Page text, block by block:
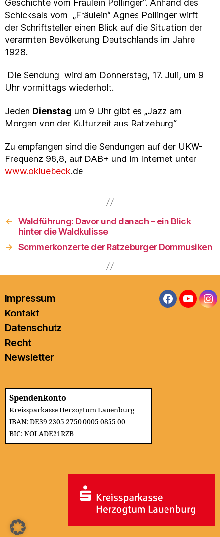
Geschichte vom Fräulein Pollinger“. Anhand des
Schicksals vom „Fräulein“ Agnes Pollinger wirft
der Schriftsteller einen Blick auf die Situation der
verarmten Bevölkerung Deutschlands im Jahre
1928.
Die Sendung wird am Donnerstag, 17. Juli, um 9
Uhr vormittags wiederholt.
Jeden Dienstag um 9 Uhr gibt es „Jazz am
Morgen von der Kulturzeit aus Ratzeburg“
Zu empfangen sind die Sendungen auf der UKW-
Frequenz 98,8, auf DAB+ und im Internet unter
www.okluebeck.de
← Waldführung: Davor und danach – ein Blick
hinter die Waldkulisse
→ Sommerkonzerte der Ratzeburger Dommusiken
Impressum
Kontakt
Datenschutz
Recht
Newsletter
Facebook
Spendenkonto
Kreissparkasse Herzogtum Lauenburg
IBAN: DE39 2305 2750 0005 0855 00
BIC: NOLADE21RZB